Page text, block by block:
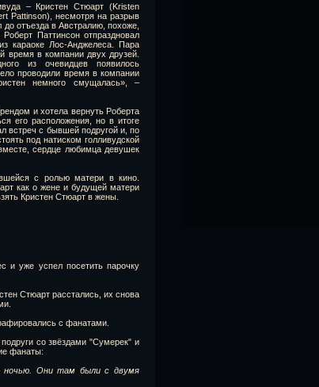
– Кристен Стюарт (Kristen
Pattinson), несмотря на разрыв
отъезда в Австралию, похоже,
Паттинсон отпраздновал
караоке Лос-Анджелеса. Пара
время в компании двух друзей.
из очевидцев появилось
проводили время в компании
немного смущалась», –
и хотела вернуть Роберта
его расположения, но в итоге
встреч с бывшей подругой и, по
под натиском голливудской
сердце любимца девушек
с ролью матери в кино.
как о жене и будущей матери
Кристен Стюарт в жены.
и уже успел посетить парочку
Стюарт расстались, их снова
с фанатами.
со звёздами "Сумерек" и
фанаты:
ночью. Они там были с двумя